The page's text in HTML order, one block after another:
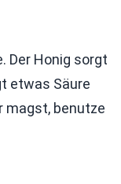
Der Honig sorgt
etwas Säure
magst, benutze